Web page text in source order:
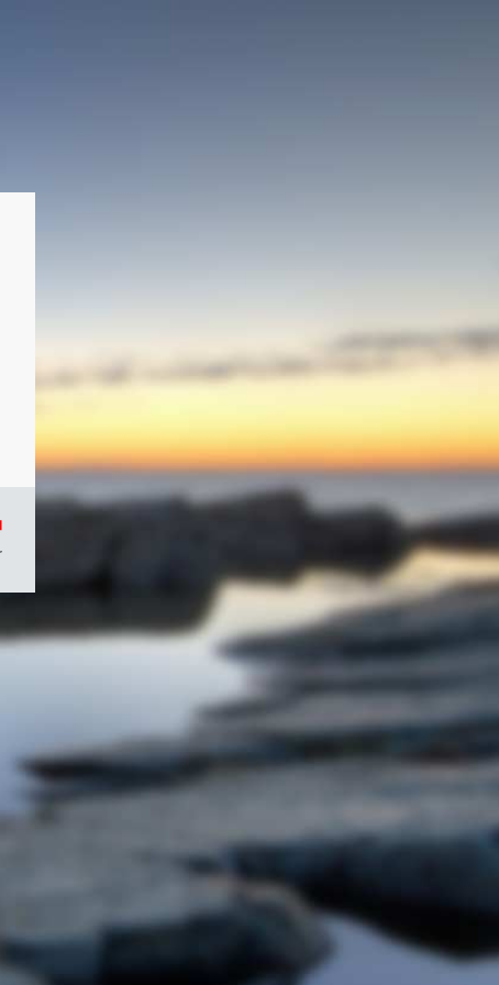
/
Symbole
gouvernement